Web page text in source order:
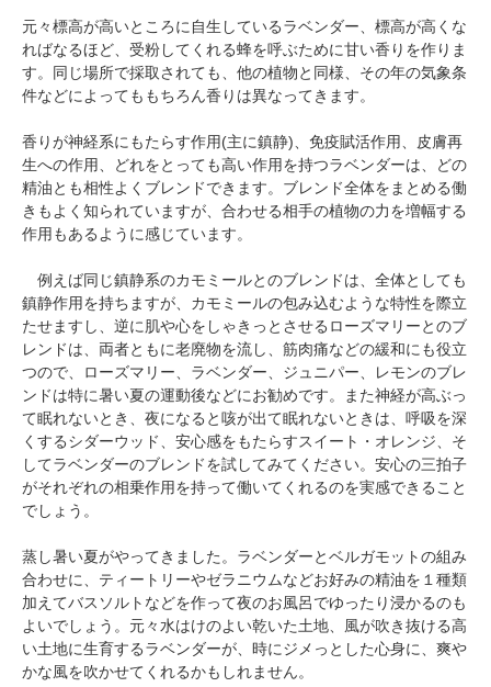
元々標高が高いところに自生しているラベンダー、標高が高くな
ればなるほど、受粉してくれる蜂を呼ぶために甘い香りを作りま
す。同じ場所で採取されても、他の植物と同様、その年の気象条
件などによってももちろん香りは異なってきます。
香りが神経系にもたらす作用(主に鎮静)、免疫賦活作用、皮膚再
生への作用、どれをとっても高い作用を持つラベンダーは、どの
精油とも相性よくブレンドできます。ブレンド全体をまとめる働
きもよく知られていますが、合わせる相手の植物の力を増幅する
作用もあるように感じています。
例えば同じ鎮静系のカモミールとのブレンドは、全体としても
鎮静作用を持ちますが、カモミールの包み込むような特性を際立
たせますし、逆に肌や心をしゃきっとさせるローズマリーとのブ
レンドは、両者ともに老廃物を流し、筋肉痛などの緩和にも役立
つので、ローズマリー、ラベンダー、ジュニパー、レモンのブレ
ンドは特に暑い夏の運動後などにお勧めです。また神経が高ぶっ
て眠れないとき、夜になると咳が出て眠れないときは、呼吸を深
くするシダーウッド、安心感をもたらすスイート・オレンジ、そ
してラベンダーのブレンドを試してみてください。安心の三拍子
がそれぞれの相乗作用を持って働いてくれるのを実感できること
でしょう。
蒸し暑い夏がやってきました。ラベンダーとベルガモットの組み
合わせに、ティートリーやゼラニウムなどお好みの精油を１種類
加えてバスソルトなどを作って夜のお風呂でゆったり浸かるのも
よいでしょう。元々水はけのよい乾いた土地、風が吹き抜ける高
い土地に生育するラベンダーが、時にジメっとした心身に、爽や
かな風を吹かせてくれるかもしれません。